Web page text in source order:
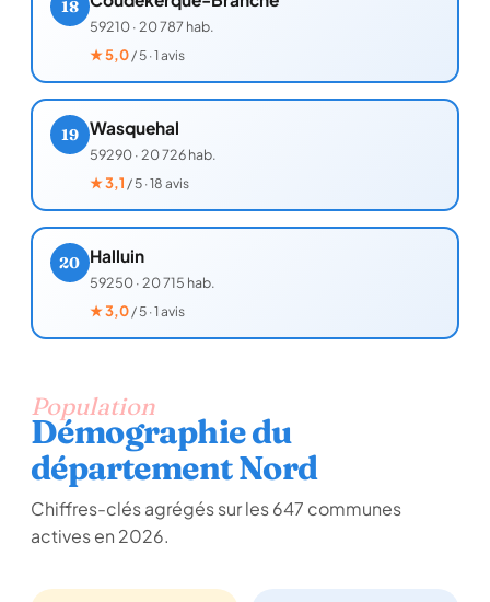
18
59210·20 787 hab.
★5,0/ 5 · 1 avis
19 Wasquehal
59290·20 726 hab.
★3,1 / 5 · 18 avis
20 Halluin
59250·20 715 hab.
★3,0/ 5 · 1 avis
Population
Démographie du
département Nord
Chiffres-clés agrégés sur les 647 communes
actives en 2026.